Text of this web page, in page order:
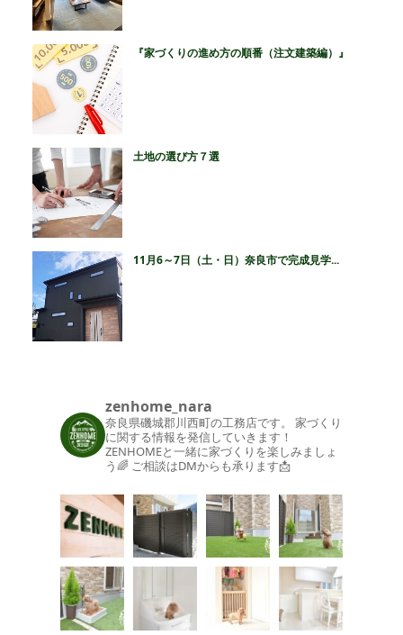
『家づくりの進め方の順番（注文建築編）』
土地の選び方７選
11月6～7日（土・日）奈良市で完成見学...
zenhome_nara
奈良県磯城郡川西町の工務店です。
家づくり
に関する情報を発信していきます！
ZENHOMEと一緒に家づくりを楽しみましょ
う🌈 ご相談はDMからも承ります📩